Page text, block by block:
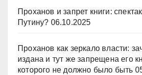
Проханов и запрет книги:
Путину? 06.10.2025
Проханов как зеркало власти:
издана и тут же запрещена его
которого не должно было быть